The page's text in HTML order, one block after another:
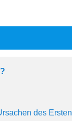
des Ersten